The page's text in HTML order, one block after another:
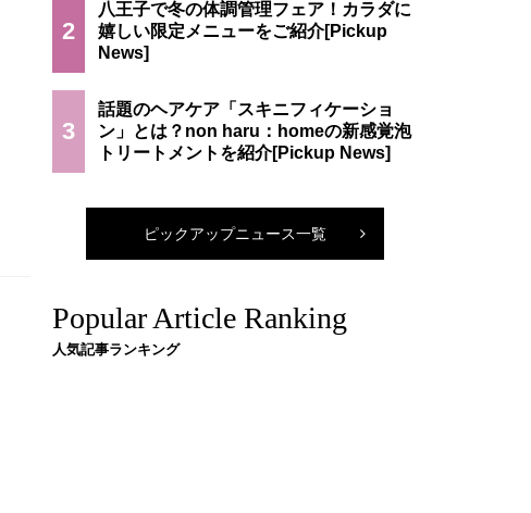
2
八王子で冬の体調管理フェア！カラダに
嬉しい限定メニューをご紹介
3
話題のヘアケア「スキニフィケーショ
ン」とは？non haru：homeの新感覚泡
トリートメントを紹介
ピックアップニュース一覧
Popular Article Ranking
人気記事ランキング